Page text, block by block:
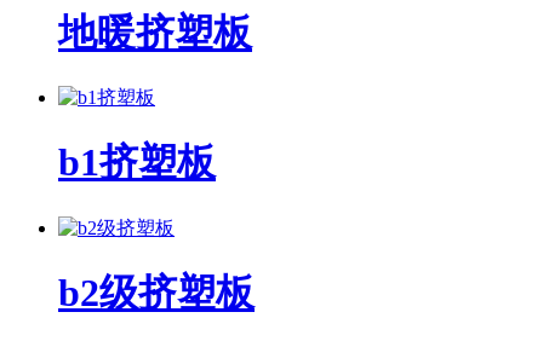
地暖挤塑板
b1挤塑板
b2级挤塑板